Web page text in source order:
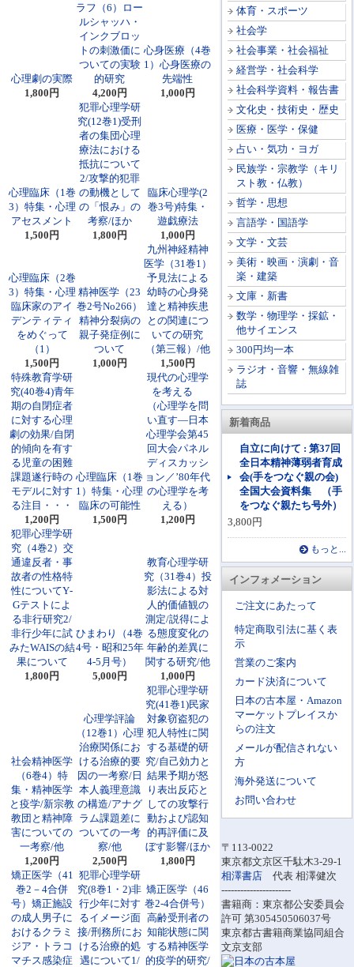
体育・スポーツ
社会学
社会事業・社会福祉
経営学・社会科学
社会科学資料・報告書
文化史・技術史・歴史
医療・医学・保健
占い・気功・ヨガ
民族学・宗教学（キリ
スト教・仏教）
哲学・思想
言語学・国語学
文学・文芸
美術・映画・演劇・音
楽・建築
文庫・新書
数学・物理学・採鉱・
他サイエンス
300円均一本
ラジオ・音響・無線雑
誌
新着商品
自立に向けて : 第37回
全日本精神薄弱者育成
会(手をつなぐ親の会)
全国大会資料集 （手
をつなぐ親たち号外）
3,800円
もっと...
インフォメーション
ご注文にあたって
特定商取引法に基く表
示
営業のご案内
カード決済について
日本の古本屋・Amazon
マーケットプレイスか
らの注文
メールが配信されない
方
海外発送について
お問い合わせ
〒113-0022
東京都文京区千駄木3-29-1
相澤書店 代表 相澤健次
----------------------
書籍商：東京都公安委員会
許可 第305450506037号
東京都古書籍商業協同組合
文京支部
心理劇の実際
1,800円
ラフ（6）ロー
ルシャッハ・
インクブロッ
トの刺激価に
ついての実験
的研究
4,200円
心身医療（4巻
1）心身医療の
先端性
1,000円
心理臨床（1巻
3）特集・心理
アセスメント
1,500円
犯罪心理学研
究(12巻1)受刑
者の集団心理
療法における
抵抗について
2/攻撃的犯罪
の動機として
の「恨み」の
考察/ほか
1,800円
臨床心理学(2
巻3号)特集・
遊戯療法
1,000円
心理臨床（2巻
3）特集・心理
臨床家のアイ
デンティティ
をめぐって
（1）
1,500円
精神医学（23
巻2号No266）
精神分裂病の
親子発症例に
ついて
1,000円
九州神経精神
医学（31巻1）
予見法による
幼時の心身発
達と精神疾患
との関連につ
いての研究
（第三報）/他
1,500円
特殊教育学研
究(40巻4)青年
期の自閉症者
に対する心理
劇の効果/自閉
的傾向を有す
る児童の困難
課題遂行時の
モデルに対す
る注目・・・
1,200円
心理臨床（1巻
1）特集・心理
臨床の可能性
1,500円
現代の心理学
を考える
（心理学を問
い直す―日本
心理学会第45
回大会パネル
ディスカッシ
ョン／’80年代
の心理学を考
える）
1,200円
犯罪心理学研
究（4巻2）交
通違反者・事
故者の性格特
性についてY‐
Gテストによ
る非行研究2/
非行少年に試
みたWAISの結
果について
1,800円
ひまわり（4巻
4号・昭和25年
4-5月号）
5,000円
教育心理学研
究（31巻4）投
影法による対
人的価値観の
測定/説得によ
る態度変化の
年齢的差異に
関する研究/他
1,000円
社会精神医学
（6巻4）特
集・精神医学
と疫学/新宗教
教団と精神障
害についての
一考察/他
1,200円
心理学評論
（12巻1）心理
治療関係にお
ける治療的要
因の一考察/日
本人義理意識
の構造/アナグ
ラム課題差に
ついての一考
察/他
2,500円
犯罪心理学研
究(41巻1)民家
対象窃盗犯の
犯人特性に関
する基礎的研
究/自己効力と
結果予期が怒
り表出反応と
しての攻撃行
動および認知
的再評価に及
ぼす影響/ほか
1,800円
矯正医学（41
巻2－4合併
号）矯正施設
の成人男子に
おけるクラミ
ジア・トラコ
マチス感染症
犯罪心理学研
究(8巻1・2)非
行少年に対す
るイメージ面
接/刑務所にお
ける治療的処
遇について1/
矯正医学（46
巻2-4合併号）
高齢受刑者の
知能状態に関
する精神医学
的疫学的研究/